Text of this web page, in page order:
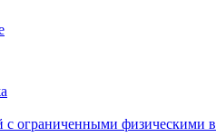
с ограниченными физическими